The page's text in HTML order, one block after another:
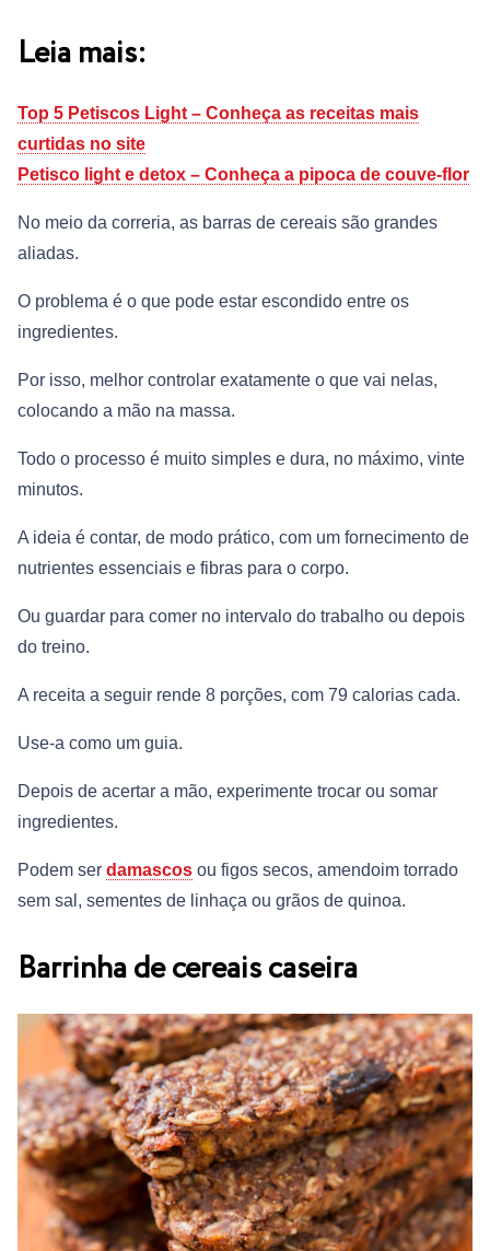
Leia mais:
Top 5 Petiscos Light – Conheça as receitas mais
curtidas no site
Petisco light e detox – Conheça a pipoca de couve-flor
No meio da correria, as barras de cereais são grandes
aliadas.
O problema é o que pode estar escondido entre os
ingredientes.
Por isso, melhor controlar exatamente o que vai nelas,
colocando a mão na massa.
Todo o processo é muito simples e dura, no máximo, vinte
minutos.
A ideia é contar, de modo prático, com um fornecimento de
nutrientes essenciais e fibras para o corpo.
Ou guardar para comer no intervalo do trabalho ou depois
do treino.
A receita a seguir rende 8 porções, com 79 calorias cada.
Use-a como um guia.
Depois de acertar a mão, experimente trocar ou somar
ingredientes.
Podem ser damascos ou figos secos, amendoim torrado
sem sal, sementes de linhaça ou grãos de quinoa.
Barrinha de cereais caseira